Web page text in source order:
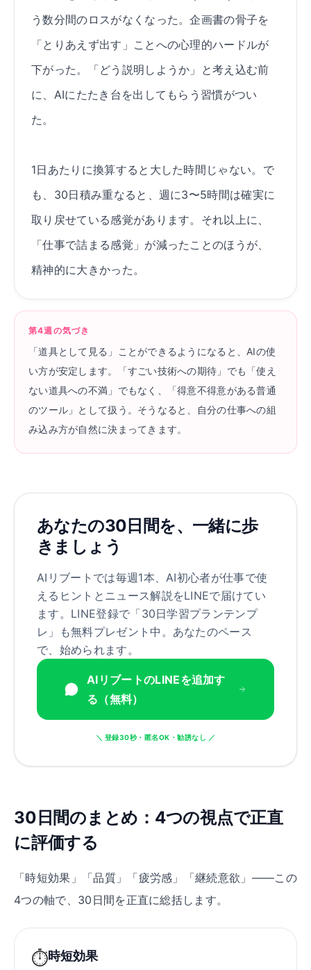
う数分間のロスがなくなった。企画書の骨子を
「とりあえず出す」ことへの心理的ハードルが
下がった。「どう説明しようか」と考え込む前
に、AIにたたき台を出してもらう習慣がつい
た。
1日あたりに換算すると大した時間じゃない。で
も、30日積み重なると、週に3〜5時間は確実に
取り戻せている感覚があります。それ以上に、
「仕事で詰まる感覚」が減ったことのほうが、
精神的に大きかった。
第4週の気づき
「道具として見る」ことができるようになると、AIの使
い方が安定します。「すごい技術への期待」でも「使え
ない道具への不満」でもなく、「得意不得意がある普通
のツール」として扱う。そうなると、自分の仕事への組
み込み方が自然に決まってきます。
あなたの30日間を、一緒に歩
きましょう
AIリブートでは毎週1本、AI初心者が仕事で使
えるヒントとニュース解説をLINEで届けてい
ます。LINE登録で「30日学習プランテンプ
レ」も無料プレゼント中。あなたのペース
で、始められます。
AIリブートのLINEを追加す
る（無料）
＼ 登録30秒・匿名OK・勧誘なし ／
30日間のまとめ：4つの視点で正直
に評価する
「時短効果」「品質」「疲労感」「継続意欲」——この
4つの軸で、30日間を正直に総括します。
⏱時短効果